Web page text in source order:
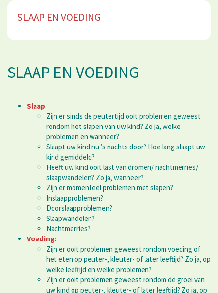
SLAAP EN VOEDING
SLAAP EN VOEDING
Slaap
Zijn er sinds de peutertijd ooit problemen geweest
rondom het slapen van uw kind? Zo ja, welke
problemen en wanneer?
Slaapt uw kind nu ’s nachts door? Hoe lang slaapt uw
kind gemiddeld?
Heeft uw kind ooit last van dromen/ nachtmerries/
slaapwandelen? Zo ja, wanneer?
Zijn er momenteel problemen met slapen?
Inslaapproblemen?
Doorslaapproblemen?
Slaapwandelen?
Nachtmerries?
Voeding:
Zijn er ooit problemen geweest rondom voeding of
het eten op peuter-, kleuter- of later leeftijd? Zo ja, op
welke leeftijd en welke problemen?
Zijn er ooit problemen geweest rondom de groei van
uw kind op peuter-, kleuter- of later leeftijd? Zo ja, op